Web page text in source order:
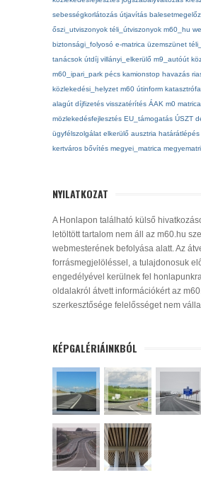
sebességkorlátozás útjavítás
őszi_utviszonyok téli_útviszonyok m60_hu
biztonsági_folyosó e-matrica üzemszünet
tanácsok útdíj villányi_elkerülő m9_autóút
m60_ipari_park pécs kamionstop havazás
közlekedési_helyzet m60 útinform
alagút díjfizetés visszatérítés ÁAK m0 matrica
mözlekedésfejlesztés EU_támogatás ÚSZT
ügyfélszolgálat elkerülő ausztria határátlépés
kertváros bővítés megyei_matrica
NYILATKOZAT
A Honlapon található külső
letöltött tartalom nem áll az m60.hu
webmesterének befolyása alatt. Az
forrásmegjelöléssel, a tulajdonosuk
engedélyével kerülnek fel
oldalakról átvett információkért az
szerkesztősége felelősséget nem
KÉPGALÉRIÁINKBÓL